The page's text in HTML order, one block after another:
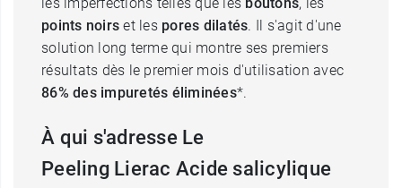
points noirs et les pores dilatés. Il s'agit d'une
solution long terme qui montre ses premiers
résultats dès le premier mois d'utilisation avec
86% des impuretés éliminées*.
À qui s'adresse Le
Peeling Lierac Acide salicylique